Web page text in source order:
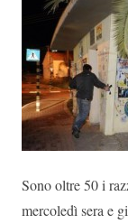
Sono oltre 50 i
mercoledì sera e